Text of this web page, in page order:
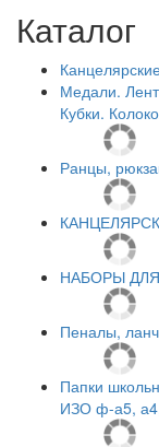
Каталог
Медали.
Кубки.
Ранцы,
НАБОРЫ
Пеналы,
Папки
ИЗО ф-а5,